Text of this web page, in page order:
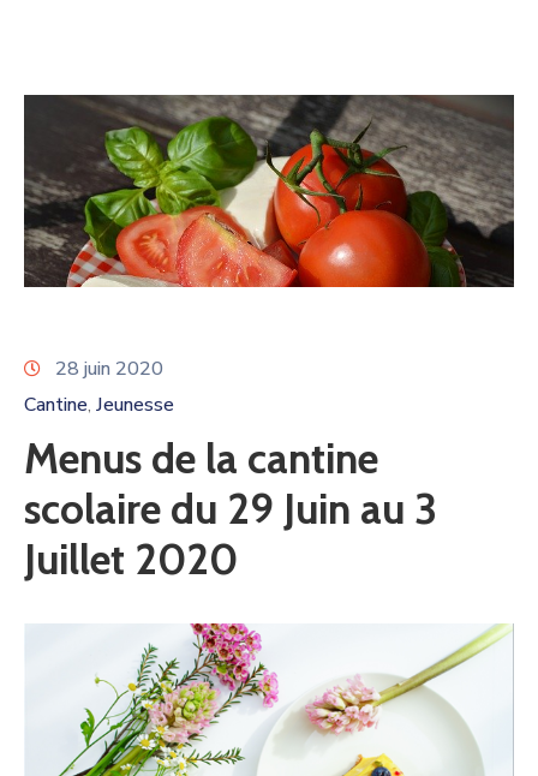
28 juin 2020
Cantine‚ Jeunesse
Menus de la cantine
scolaire du 29 Juin au 3
Juillet 2020